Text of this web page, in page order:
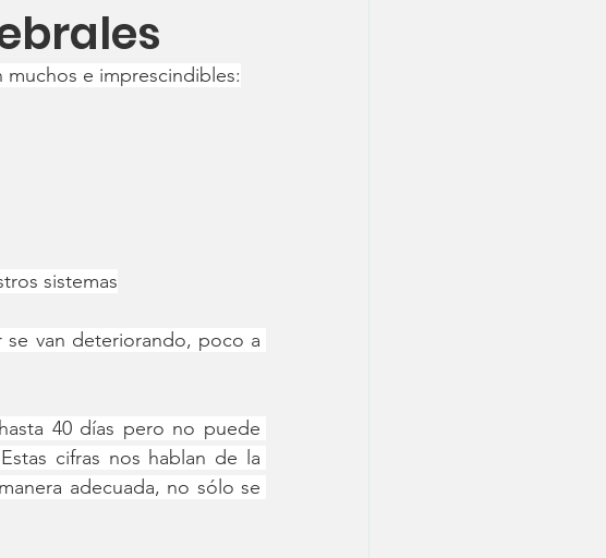
e imprescindibles:
sistemas
se van deteriorando, poco a
40 días pero no puede
cifras nos hablan de la
adecuada, no sólo se